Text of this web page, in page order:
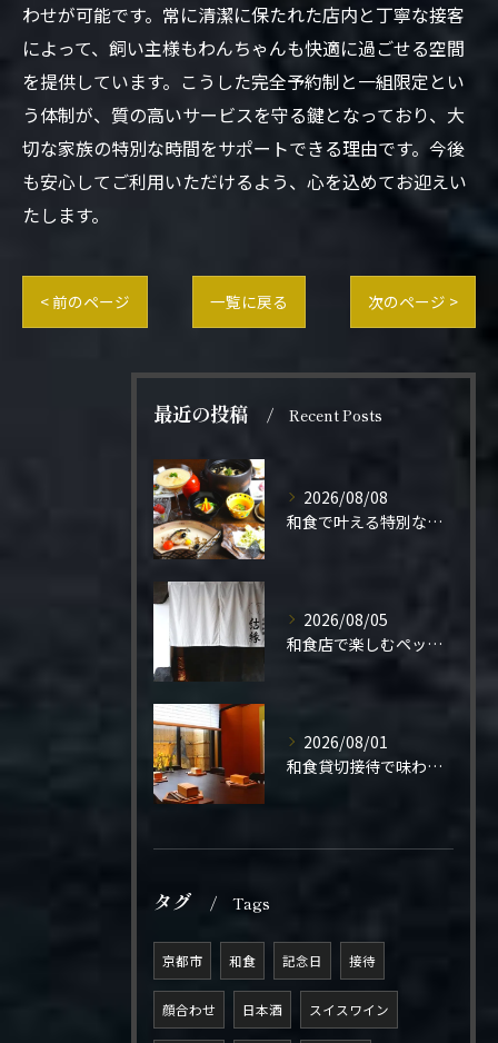
わせが可能です。常に清潔に保たれた店内と丁寧な接客
によって、飼い主様もわんちゃんも快適に過ごせる空間
を提供しています。こうした完全予約制と一組限定とい
う体制が、質の高いサービスを守る鍵となっており、大
切な家族の特別な時間をサポートできる理由です。今後
も安心してご利用いただけるよう、心を込めてお迎えい
たします。
< 前のページ 一覧に戻る 次のページ >
最近の投稿 Recent Posts
2026/08/08
和食で叶える特別なプロポーズ結婚
2026/08/05
和食店で楽しむペット同伴の食事体験
2026/08/01
和食貸切接待で味わう極上の一夜
タグ Tags
京都市 和食 記念日 接待
顔合わせ 日本酒 スイスワイン